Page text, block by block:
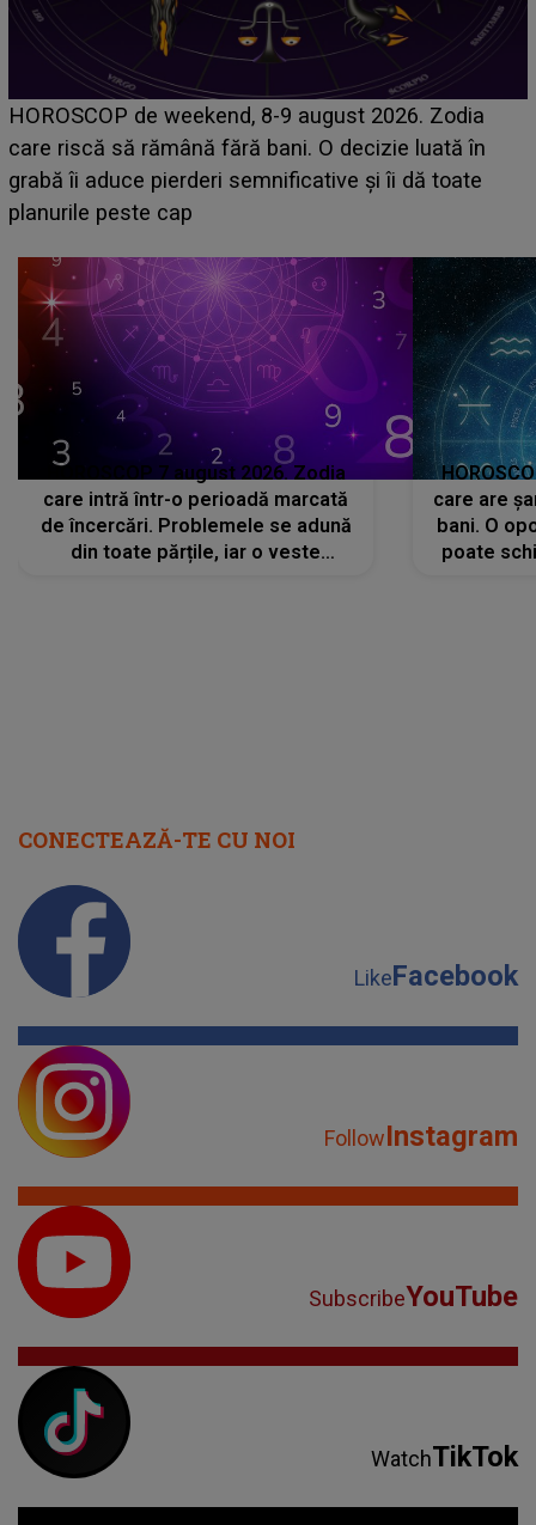
Emanuel a ținut ACEST DETALIU ASCUNS până
acum! În fața Alexandrei, concurentul din Casa Iubirii
face o MĂRTURISIRE NEAȘTEPTATĂ despre mama
sa: "I-am spus și ei în față, eu nu te iubesc pentru
HOROSCOP 7 august 2026. Zodia
care intră într-o perioadă marcată
de încercări. Problemele se adună
din toate părțile, iar o veste
care are
bani. O
poate
CONECTEAZĂ-TE CU NOI
LikeFacebook
FollowInstagram
SubscribeYouTube
WatchTikTok